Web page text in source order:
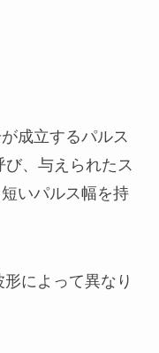
成立するパルス
、与えられたス
いパルス幅を持
によって異なり